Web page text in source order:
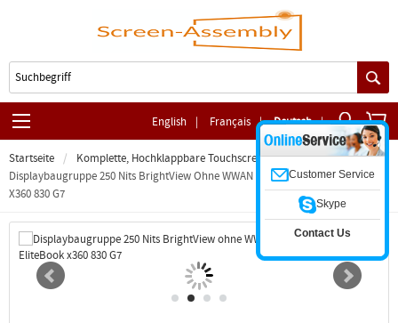
English | Français | Deutsch |
Startseite
Komplette, Hochklappbare Touchscreen-Baugruppe
Displaybaugruppe 250 Nits BrightView Ohne WWAN M03874-001 HP EliteBook
X360 830 G7
Customer Service
Skype
Contact Us